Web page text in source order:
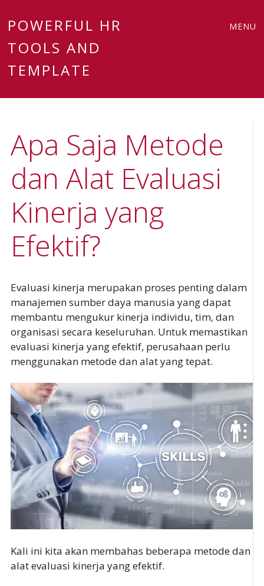
POWERFUL HR
TOOLS AND
TEMPLATE
MENU
Apa Saja Metode
dan Alat Evaluasi
Kinerja yang
Efektif?
Evaluasi kinerja merupakan proses penting dalam
manajemen sumber daya manusia yang dapat
membantu mengukur kinerja individu, tim, dan
organisasi secara keseluruhan. Untuk memastikan
evaluasi kinerja yang efektif, perusahaan perlu
menggunakan metode dan alat yang tepat.
Kali ini kita akan membahas beberapa metode dan
alat evaluasi kinerja yang efektif.